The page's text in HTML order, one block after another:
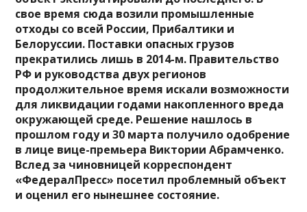
свое время сюда возили промышленные
отходы со всей России, Прибалтики и
Белоруссии. Поставки опасных грузов
прекратились лишь в 2014-м. Правительство
РФ и руководства двух регионов
продолжительное время искали возможности
для ликвидации годами накопленного вреда
окружающей среде. Решение нашлось в
прошлом году и 30 марта получило одобрение
в лице вице-премьера Виктории Абрамченко.
Вслед за чиновницей корреспондент
«ФедералПресс» посетил проблемный объект
и оценил его нынешнее состояние.